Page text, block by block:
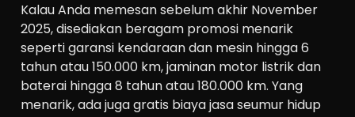
Kalau Anda memesan sebelum akhir November
2025, disediakan beragam promosi menarik
seperti garansi kendaraan dan mesin hingga 6
tahun atau 150.000 km, jaminan motor listrik dan
baterai hingga 8 tahun atau 180.000 km. Yang
menarik, ada juga gratis biaya jasa seumur hidup